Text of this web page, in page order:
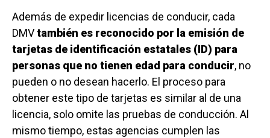
Además de expedir licencias de conducir, cada
DMVtambién es reconocido por la emisión de
tarjetas de identificación estatales (ID) para
personas que no tienen edad para conducir, no
pueden o no desean hacerlo. El proceso para
obtener este tipo de tarjetas es similar al de una
licencia, solo omite las pruebas de conducción. Al
mismo tiempo, estas agencias cumplen las